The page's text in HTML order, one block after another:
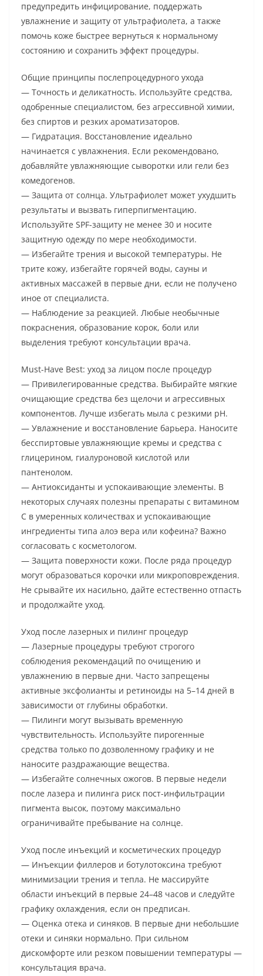
предупредить инфицирование, поддержать
увлажнение и защиту от ультрафиолета, а также
помочь коже быстрее вернуться к нормальному
состоянию и сохранить эффект процедуры.
Общие принципы послепроцедурного ухода
— Точность и деликатность. Используйте средства,
одобренные специалистом, без агрессивной химии,
без спиртов и резких ароматизаторов.
— Гидратация. Восстановление идеально
начинается с увлажнения. Если рекомендовано,
добавляйте увлажняющие сыворотки или гели без
комедогенов.
— Защита от солнца. Ультрафиолет может ухудшить
результаты и вызвать гиперпигментацию.
Используйте SPF-защиту не менее 30 и носите
защитную одежду по мере необходимости.
— Избегайте трения и высокой температуры. Не
трите кожу, избегайте горячей воды, сауны и
активных массажей в первые дни, если не получено
иное от специалиста.
— Наблюдение за реакцией. Любые необычные
покраснения, образование корок, боли или
выделения требуют консультации врача.
Must-Have Best: уход за лицом после процедур
— Привилегированные средства. Выбирайте мягкие
очищающие средства без щелочи и агрессивных
компонентов. Лучше избегать мыла с резкими pH.
— Увлажнение и восстановление барьера. Наносите
бесспиртовые увлажняющие кремы и средства с
глицерином, гиалуроновой кислотой или
пантенолом.
— Антиоксиданты и успокаивающие элементы. В
некоторых случаях полезны препараты с витамином
C в умеренных количествах и успокаивающие
ингредиенты типа алоэ вера или кофеина? Важно
согласовать с косметологом.
— Защита поверхности кожи. После ряда процедур
могут образоваться корочки или микроповреждения.
Не срывайте их насильно, дайте естественно отпасть
и продолжайте уход.
Уход после лазерных и пилинг процедур
— Лазерные процедуры требуют строгого
соблюдения рекомендаций по очищению и
увлажнению в первые дни. Часто запрещены
активные эксфолианты и ретиноиды на 5–14 дней в
зависимости от глубины обработки.
— Пилинги могут вызывать временную
чувствительность. Используйте пирогенные
средства только по дозволенному графику и не
наносите раздражающие вещества.
— Избегайте солнечных ожогов. В первые недели
после лазера и пилинга риск пост-инфильтрации
пигмента высок, поэтому максимально
ограничивайте пребывание на солнце.
Уход после инъекций и косметических процедур
— Инъекции филлеров и ботулотоксина требуют
минимизации трения и тепла. Не массируйте
области инъекций в первые 24–48 часов и следуйте
графику охлаждения, если он предписан.
— Оценка отека и синяков. В первые дни небольшие
отеки и синяки нормально. При сильном
дискомфорте или резком повышении температуры —
консультация врача.